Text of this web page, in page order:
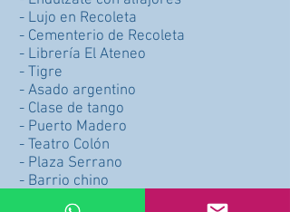
- Lujo en Recoleta
- Cementerio de Recoleta
- Librería El Ateneo
- Tigre
- Asado argentino
- Clase de tango
- Puerto Madero
- Teatro Colón
- Plaza Serrano
- Barrio chino
- Ciudad Universitaria